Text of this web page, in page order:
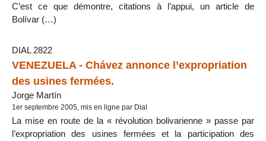
C’est ce que démontre, citations à l’appui, un article de
Bolívar (…)
DIAL 2822
VENEZUELA - Chávez annonce l’expropriation
des usines fermées.
Jorge Martín
1er septembre 2005, mis en ligne par Dial
La mise en route de la « révolution bolivarienne » passe par
l’expropriation des usines fermées et la participation des